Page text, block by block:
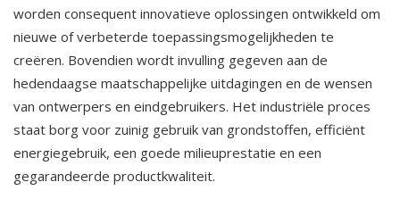
worden consequent innovatieve oplossingen ontwikkeld om
nieuwe of verbeterde toepassingsmogelijkheden te
creëren. Bovendien wordt invulling gegeven aan de
hedendaagse maatschappelijke uitdagingen en de wensen
van ontwerpers en eindgebruikers. Het industriële proces
staat borg voor zuinig gebruik van grondstoffen, efficiënt
energiegebruik, een goede milieuprestatie en een
gegarandeerde productkwaliteit.